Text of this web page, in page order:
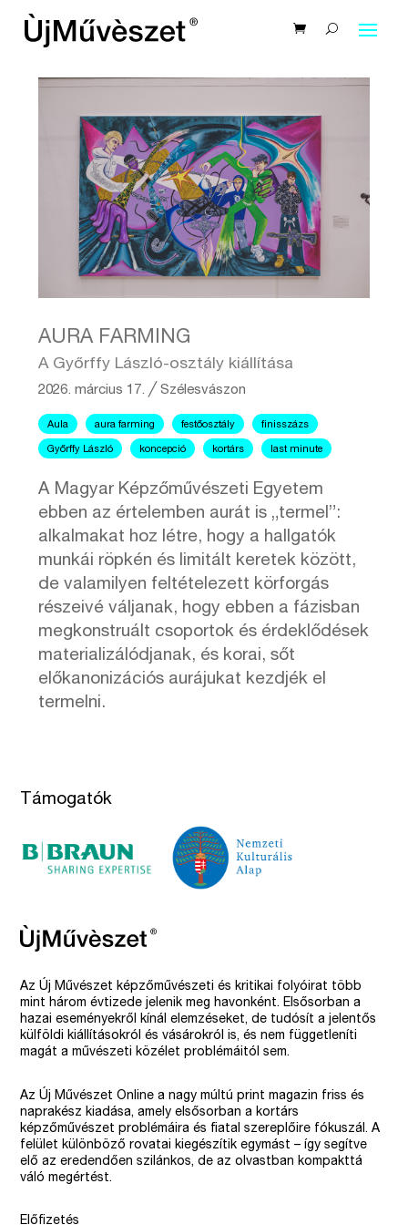
AURA FARMING
A Győrffy László-osztály kiállítása
2026. március 17. ╱Szélesvászon
Aula aura farming festőosztály finisszázs
Győrffy László koncepció kortárs last minute
A Magyar Képzőművészeti Egyetem
ebben az értelemben aurát is „termel”:
alkalmakat hoz létre, hogy a hallgatók
munkái röpkén és limitált keretek között,
de valamilyen feltételezett körforgás
részeivé váljanak, hogy ebben a fázisban
megkonstruált csoportok és érdeklődések
materializálódjanak, és korai, sőt
előkanonizációs aurájukat kezdjék el
termelni.
Támogatók
Az Új Művészet képzőművészeti és kritikai folyóirat több
mint három évtizede jelenik meg havonként. Elsősorban a
hazai eseményekről kínál elemzéseket, de tudósít a jelentős
külföldi kiállításokról és vásárokról is, és nem függetleníti
magát a művészeti közélet problémáitól sem.
Az Új Művészet Online a nagy múltú print magazin friss és
naprakész kiadása, amely elsősorban a kortárs
képzőművészet problémáira és fiatal szereplőire fókuszál. A
felület különböző rovatai kiegészítik egymást – így segítve
elő az eredendően szilánkos, de az olvastban kompakttá
váló megértést.
Előfizetés